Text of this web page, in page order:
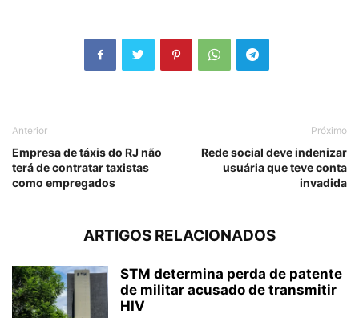
Anterior
Empresa de táxis do RJ não
terá de contratar taxistas
como empregados
Próximo
Rede social deve indenizar
usuária que teve conta
invadida
ARTIGOS RELACIONADOS
STM determina perda de patente
de militar acusado de transmitir
HIV